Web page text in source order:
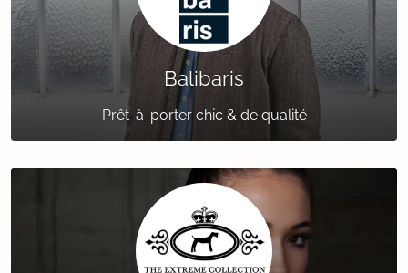
Balibaris
Prêt-à-porter chic & de qualité